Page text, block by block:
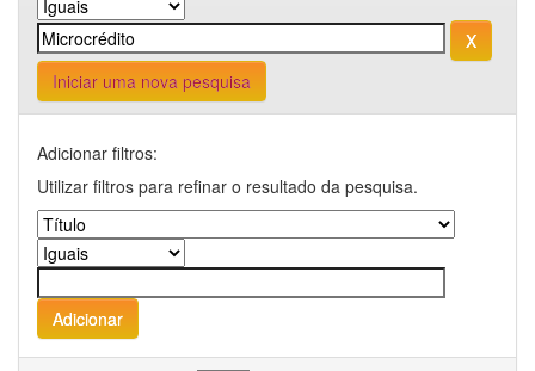
Iniciar uma nova pesquisa
Adicionar filtros:
Utilizar filtros para refinar o resultado da pesquisa.